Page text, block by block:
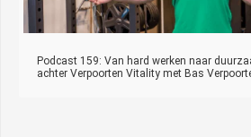
Podcast 159: Van hard werken naar
achter Verpoorten Vitality met Bas